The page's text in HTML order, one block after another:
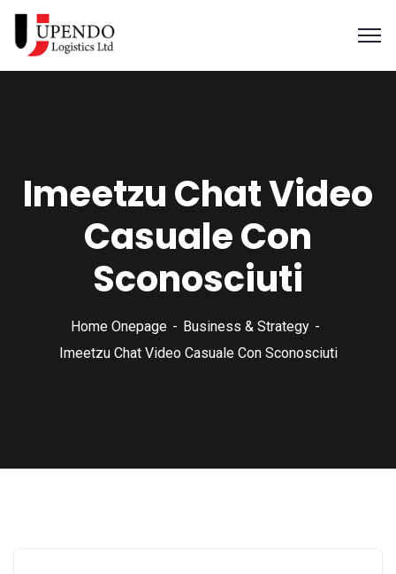
Imeetzu Chat Video
Casuale Con
Sconosciuti
Home Onepage
Business & Strategy
Imeetzu Chat Video Casuale Con Sconosciuti